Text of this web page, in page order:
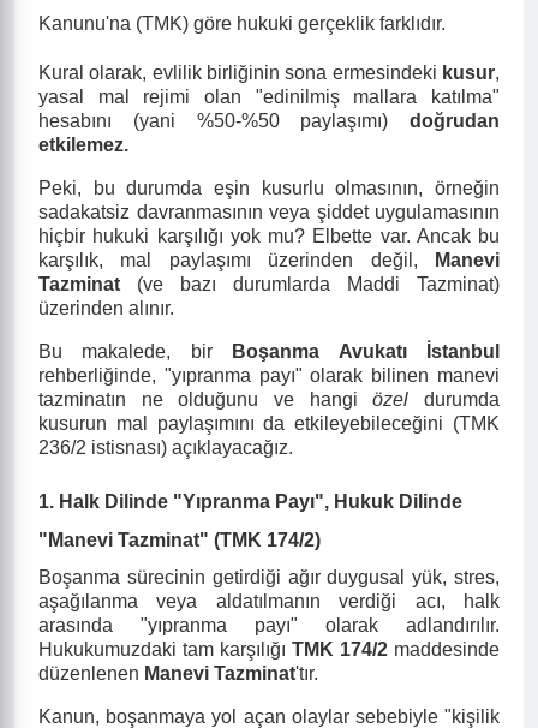
Kanunu'na (TMK) göre hukuki gerçeklik farklıdır.
Kural olarak, evlilik birliğinin sona ermesindeki kusur,
yasal mal rejimi olan "edinilmiş mallara katılma"
hesabını (yani %50-%50 paylaşımı) doğrudan
etkilemez.
Peki, bu durumda eşin kusurlu olmasının, örneğin
sadakatsiz davranmasının veya şiddet uygulamasının
hiçbir hukuki karşılığı yok mu? Elbette var. Ancak bu
karşılık, mal paylaşımı üzerinden değil,
Manevi
Tazminat (ve bazı durumlarda Maddi Tazminat)
üzerinden alınır.
Bu makalede, bir
Boşanma Avukatı İstanbul
rehberliğinde, "yıpranma payı" olarak bilinen manevi
tazminatın ne olduğunu ve hangiözel durumda
kusurun mal paylaşımını da etkileyebileceğini (TMK
236/2 istisnası) açıklayacağız.
1. Halk Dilinde "Yıpranma Payı", Hukuk Dilinde
"Manevi Tazminat" (TMK 174/2)
Boşanma sürecinin getirdiği ağır duygusal yük, stres,
aşağılanma veya aldatılmanın verdiği acı, halk
arasında "yıpranma payı" olarak adlandırılır.
Hukukumuzdaki tam karşılığı TMK 174/2 maddesinde
düzenlenen Manevi Tazminat'tır.
Kanun, boşanmaya yol açan olaylar sebebiyle "kişilik